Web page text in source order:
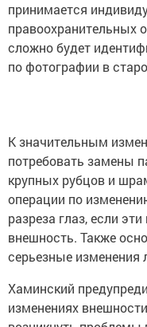
принимается
правоохранительных
сложно будет
по фотографии в
К значительным
потребовать замены
крупных рубцов и
операции по
разреза глаз, если
внешность. Также
серьезные
Хаминский
изменениях